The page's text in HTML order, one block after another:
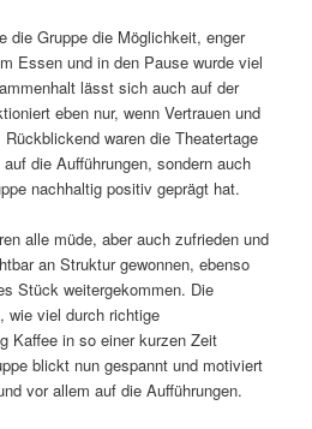
die Gruppe die Möglichkeit, enger
Essen und in den Pause wurde viel
lässt sich auch auf der
eben nur, wenn Vertrauen und
waren die Theatertage
die Aufführungen, sondern auch
nachhaltig positiv geprägt hat.
alle müde, aber auch zufrieden und
an Struktur gewonnen, ebenso
Stück weitergekommen. Die
wie viel durch richtige
Kaffee in so einer kurzen Zeit
blickt nun gespannt und motiviert
vor allem auf die Aufführungen.